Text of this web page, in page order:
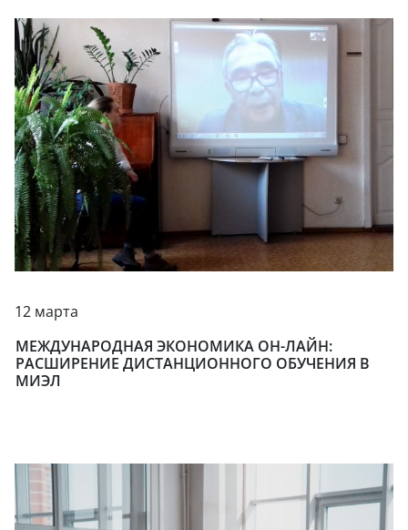
12 марта
МЕЖДУНАРОДНАЯ ЭКОНОМИКА ОН-ЛАЙН:
РАСШИРЕНИЕ ДИСТАНЦИОННОГО ОБУЧЕНИЯ В
МИЭЛ